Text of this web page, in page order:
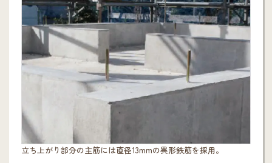
立ち上がり部分の主筋には直径13mmの異形鉄筋を採用。